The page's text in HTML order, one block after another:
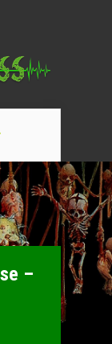
–